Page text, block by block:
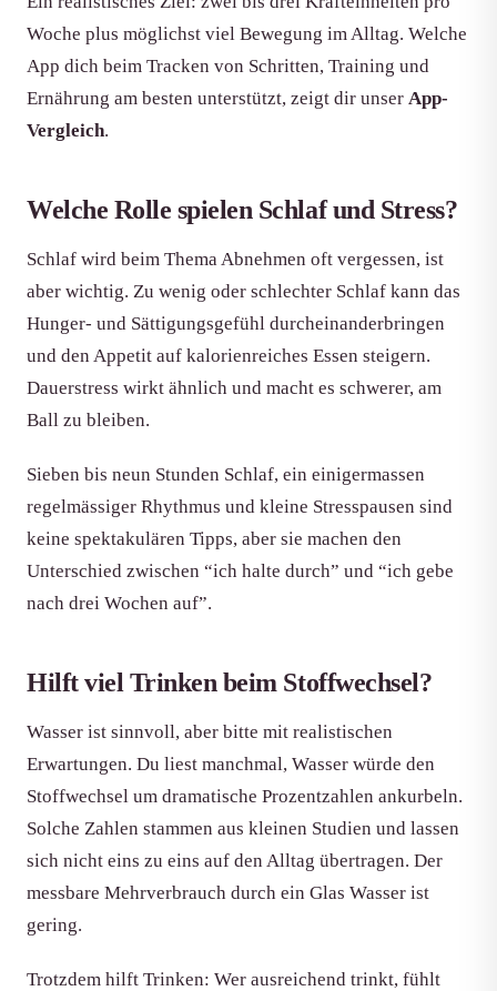
Woche plus möglichst viel Bewegung im Alltag. Welche
App dich beim Tracken von Schritten, Training und
Ernährung am besten unterstützt, zeigt dir unser App-
Vergleich.
Welche Rolle spielen Schlaf und Stress?
Schlaf wird beim Thema Abnehmen oft vergessen, ist
aber wichtig. Zu wenig oder schlechter Schlaf kann das
Hunger- und Sättigungsgefühl durcheinanderbringen
und den Appetit auf kalorienreiches Essen steigern.
Dauerstress wirkt ähnlich und macht es schwerer, am
Ball zu bleiben.
Sieben bis neun Stunden Schlaf, ein einigermassen
regelmässiger Rhythmus und kleine Stresspausen sind
keine spektakulären Tipps, aber sie machen den
Unterschied zwischen “ich halte durch” und “ich gebe
nach drei Wochen auf”.
Hilft viel Trinken beim Stoffwechsel?
Wasser ist sinnvoll, aber bitte mit realistischen
Erwartungen. Du liest manchmal, Wasser würde den
Stoffwechsel um dramatische Prozentzahlen ankurbeln.
Solche Zahlen stammen aus kleinen Studien und lassen
sich nicht eins zu eins auf den Alltag übertragen. Der
messbare Mehrverbrauch durch ein Glas Wasser ist
gering.
Trotzdem hilft Trinken: Wer ausreichend trinkt, fühlt